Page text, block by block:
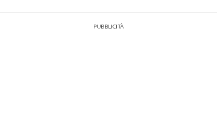
PUBBLICITÀ